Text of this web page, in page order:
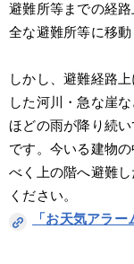
避難所等までの経
全な避難所等に移動
しかし、避難経路
した河川・急な崖
ほどの雨が降り続
です。今いる建物
べく上の階へ避難
ください。
「お天気アラー